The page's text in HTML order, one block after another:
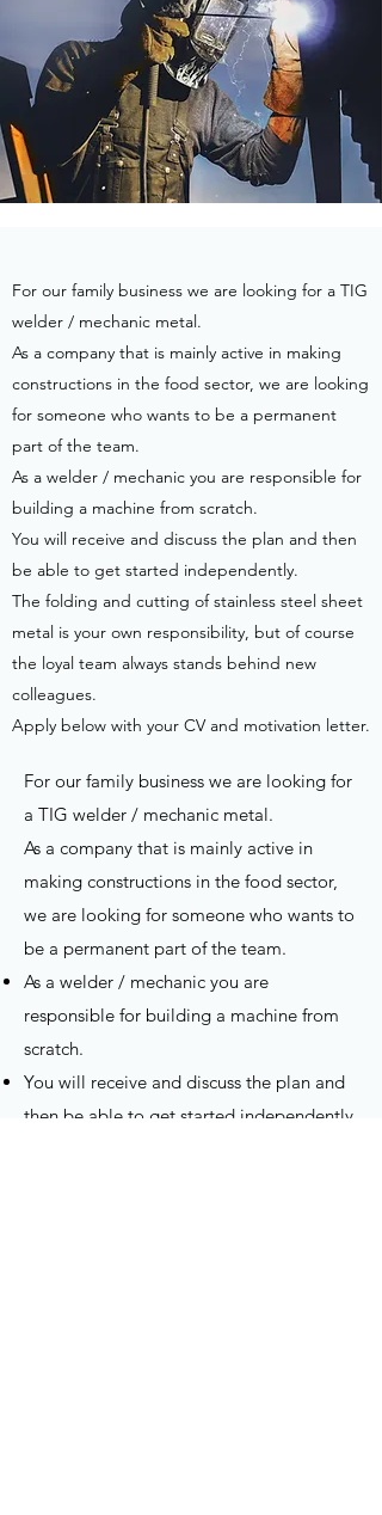
For our family business we are looking for a TIG
welder / mechanic metal.
As a company that is mainly active in making
constructions in the food sector, we are looking
for someone who wants to be a permanent
part of the team.
As a welder / mechanic you are responsible for
building a machine from scratch.
You will receive and discuss the plan and then
be able to get started independently.
The folding and cutting of stainless steel sheet
metal is your own responsibility, but of course
the loyal team always stands behind new
colleagues.
Apply below with your CV and motivation letter.
For our family business we are looking for
a TIG welder / mechanic metal.
As a company that is mainly active in
making constructions in the food sector,
we are looking for someone who wants to
be a permanent part of the team.
As a welder / mechanic you are
responsible for building a machine from
scratch.
You will receive and discuss the plan and
then be able to get started independently.